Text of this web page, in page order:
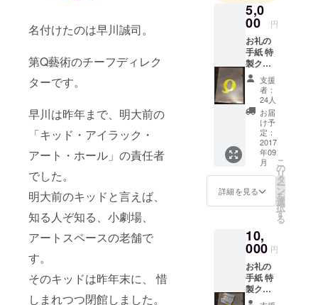
名付けたのは早川誠司。
第Q藝術のチーフディレク
ターです。
早川は昨年まで、明大前の
「キッド・アイラック・
アート・ホール」の責任者
でした。
明大前のキッドと言えば、
知る人ぞ知る、小劇場、
アートスペースの老舗で
す。
そのキッドは昨年末に、 惜
しまれつつ閉館しました。
5,0
00 円
お礼の
手紙 特
製クリ
アファ
イル支援
者：
24人
お届
け予
定：
2017
年09
月
詳細を見る
こ
の
リ
タ
ー
ン
を
選
択
す
る
10,
000 円
お礼の
手紙 特
製クリ
アファ